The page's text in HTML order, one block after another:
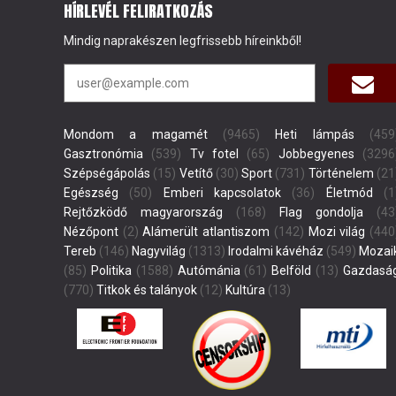
HÍRLEVÉL FELIRATKOZÁS
Mindig naprakészen legfrissebb híreinkből!
Mondom a magamét(9465) Heti lámpás
Gasztronómia (539) Tv fotel (65) Jobbegyenes
Szépségápolás (15) Vetítő(30) Sport (731) Történelem
Egészség (50) Emberi kapcsolatok (36) Életmód
Rejtőzködő magyarország (168) Flag gondolja
Nézőpont (2) Alámerült atlantiszom (142) Mozi világ
Tereb (146) Nagyvilág (1313) Irodalmi kávéház (549)
(85) Politika (1588) Autómánia (61) Belföld (13)
(770) Titkok és talányok (12) Kultúra (13)